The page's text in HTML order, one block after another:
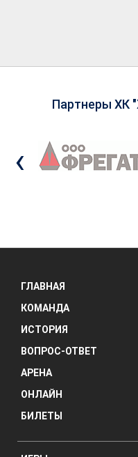
Партнеры ХК
‹
ГЛАВНАЯ
КОМАНДА
ИСТОРИЯ
ВОПРОС-ОТВЕТ
АРЕНА
ОНЛАЙН
БИЛЕТЫ